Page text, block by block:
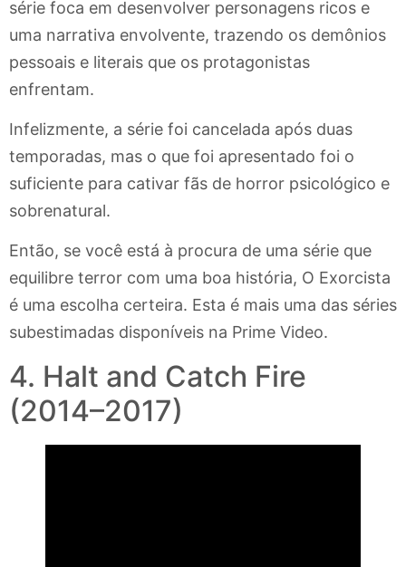
série foca em desenvolver personagens ricos e
uma narrativa envolvente, trazendo os demônios
pessoais e literais que os protagonistas
enfrentam.
Infelizmente, a série foi cancelada após duas
temporadas, mas o que foi apresentado foi o
suficiente para cativar fãs de horror psicológico e
sobrenatural.
Então, se você está à procura de uma série que
equilibre terror com uma boa história, O Exorcista
é uma escolha certeira. Esta é mais uma das séries
subestimadas disponíveis na Prime Video.
4. Halt and Catch Fire
(2014–2017)